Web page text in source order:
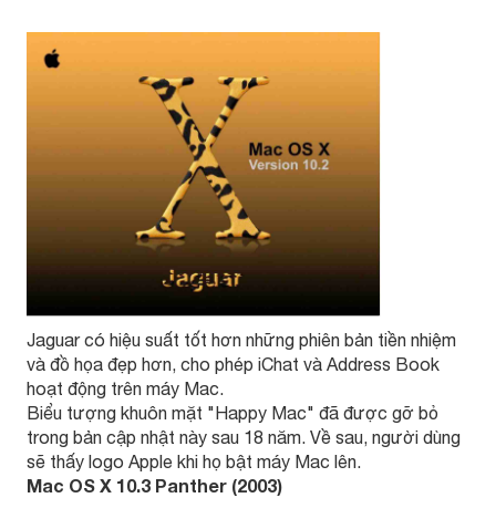
Jaguar có hiệu suất tốt hơn những phiên bản tiền nhiệm
và đồ họa đẹp hơn, cho phép iChat và Address Book
hoạt động trên máy Mac.
Biểu tượng khuôn mặt "Happy Mac" đã được gỡ bỏ
trong bản cập nhật này sau 18 năm. Về sau, người dùng
sẽ thấy logo Apple khi họ bật máy Mac lên.
Mac OS X 10.3 Panther (2003)